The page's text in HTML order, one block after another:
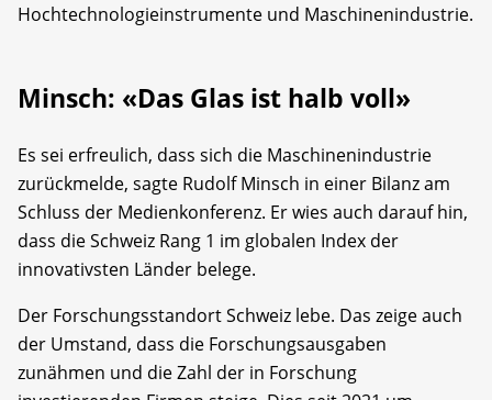
Hochtechnologieinstrumente und Maschinenindustrie.
Minsch: «Das Glas ist halb voll»
Es sei erfreulich, dass sich die Maschinenindustrie
zurückmelde, sagte Rudolf Minsch in einer Bilanz am
Schluss der Medienkonferenz. Er wies auch darauf hin,
dass die Schweiz Rang 1 im globalen Index der
innovativsten Länder belege.
Der Forschungsstandort Schweiz lebe. Das zeige auch
der Umstand, dass die Forschungsausgaben
zunähmen und die Zahl der in Forschung